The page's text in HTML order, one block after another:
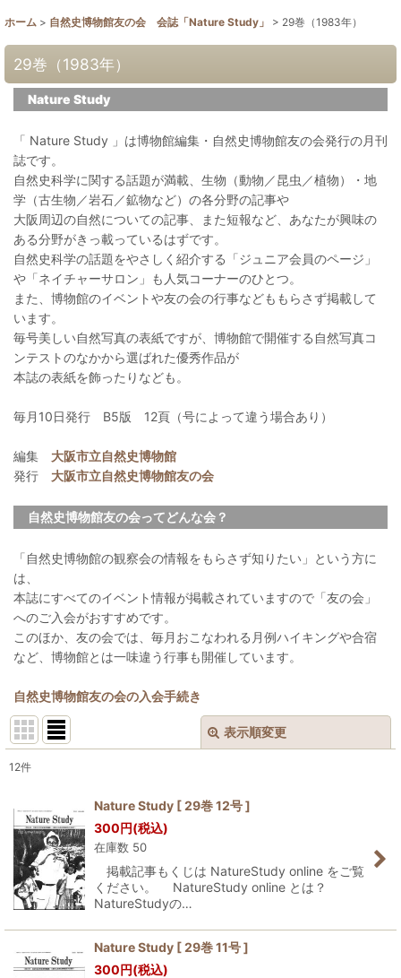
ホーム > 自然史博物館友の会 会誌「Nature Study」 > 29巻（1983年）
29巻（1983年）
Nature Study
「 Nature Study 」は博物館編集・自然史博物館友の会発行の月刊
誌です。
自然史科学に関する話題が満載、生物（動物／昆虫／植物）・地
学（古生物／岩石／鉱物など）の各分野の記事や
大阪周辺の自然についての記事、また短報など、あなたが興味の
ある分野がきっ載っているはずです。
自然史科学の話題をやさしく紹介する「ジュニア会員のページ」
や「ネイチャーサロン」も人気コーナーのひとつ。
また、博物館のイベントや友の会の行事などももらさず掲載して
います。
毎号美しい自然写真の表紙ですが、博物館で開催する自然写真コ
ンテストのなかから選ばれた優秀作品が
本誌の表紙を飾ったりなども。
毎月10日発行 B5版 12頁（号によって違う場合あり）
編集 大阪市立自然史博物館
発行 大阪市立自然史博物館友の会
自然史博物館友の会ってどんな会？
「自然史博物館の観察会の情報をもらさず知りたい」という方に
は、
本誌にすべてのイベント情報が掲載されていますので「友の会」
へのご入会がおすすめです。
このほか、友の会では、毎月おこなわれる月例ハイキングや合宿
など、博物館とは一味違う行事も開催しています。
自然史博物館友の会の入会手続き
表示順変更
並び順:
絞り込む
12件
Nature Study [ 29巻 12号 ]
300円(税込)
在庫数 50
掲載記事もくじは NatureStudy online をご覧
ください。 NatureStudy online とは？
NatureStudyの…
Nature Study [ 29巻 11号 ]
300円(税込)